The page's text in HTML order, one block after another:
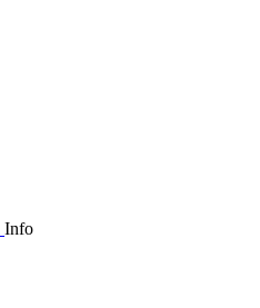
Info